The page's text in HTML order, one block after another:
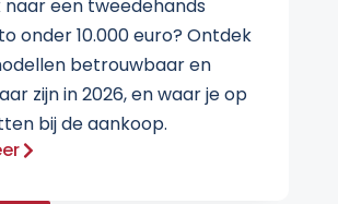
naar een tweedehands
onder 10.000 euro? Ontdek
betrouwbaar en
zijn in 2026, en waar je op
bij de aankoop.